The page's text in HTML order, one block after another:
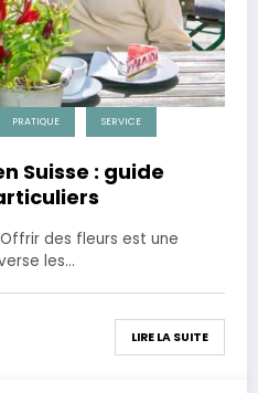
PRATIQUE SERVICE
Suisse : guide
des fleurs est une
les…
LIRE LA SUITE